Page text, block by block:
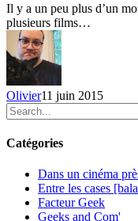
films
est
annoncée
Il y a un peu plus d’un
plusieurs films…
Olivier11 juin 2015
Catégories
Dans un cinéma
Entre les cases
Facteur Geek
Geeks and Com'